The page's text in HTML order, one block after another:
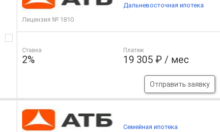
Лицензия № 1810
Ставка
2%
Платеж
19 305 ₽ / мес
Отправить заявку
Дальневосточная ипотека
Семейная ипотека